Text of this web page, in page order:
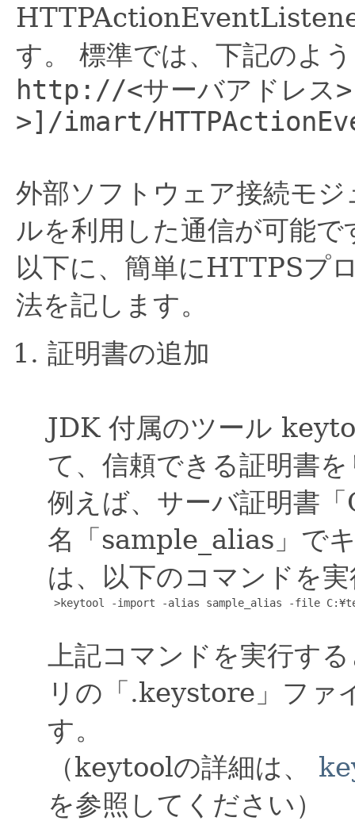
す。 標準では、下記のよ
http://<サーバアドレス
>]/imart/
外部ソフトウェア接続モ
ルを利用した通信が可能で
以下に、簡単にHTTPSプ
法を記します。
証明書の追加
JDK 付属のツール
て、信頼できる証明書
例えば、サーバ証明書
名「sample_alias」で
は、以下のコマンドを
>keytool -import -alias sample_alias -file
上記コマンドを実行す
リの「.keystore」ファ
す。
（keytoolの詳細は、
を参照してください）